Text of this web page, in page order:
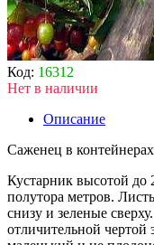
Код: 16312
Нет в наличии
Описание
Саженец в
Кустарник высотой
полутора метров.
снизу и зеленые
отличительной чертой